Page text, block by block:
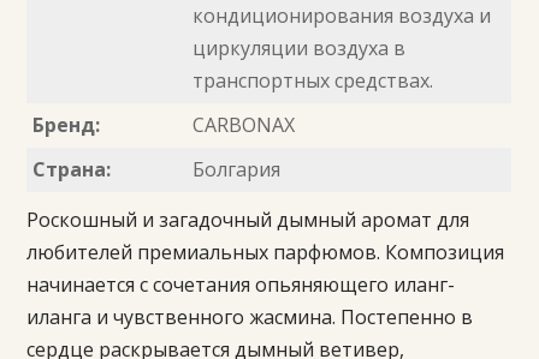
кондиционирования воздуха и
циркуляции воздуха в
транспортных средствах.
Бренд:
CARBONAX
Страна:
Болгария
Роскошный и загадочный дымный аромат для
любителей премиальных парфюмов. Композиция
начинается с сочетания опьяняющего иланг-
иланга и чувственного жасмина. Постепенно в
сердце раскрывается дымный ветивер,